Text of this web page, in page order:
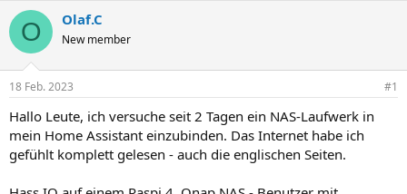
s
t
e
l
l
e
t
e
l
m
O Olaf.C
New member
18 Feb. 2023 #1
Hallo Leute, ich versuche seit 2 Tagen ein NAS-Laufwerk in
mein Home Assistant einzubinden. Das Internet habe ich
gefühlt komplett gelesen - auch die englischen Seiten.